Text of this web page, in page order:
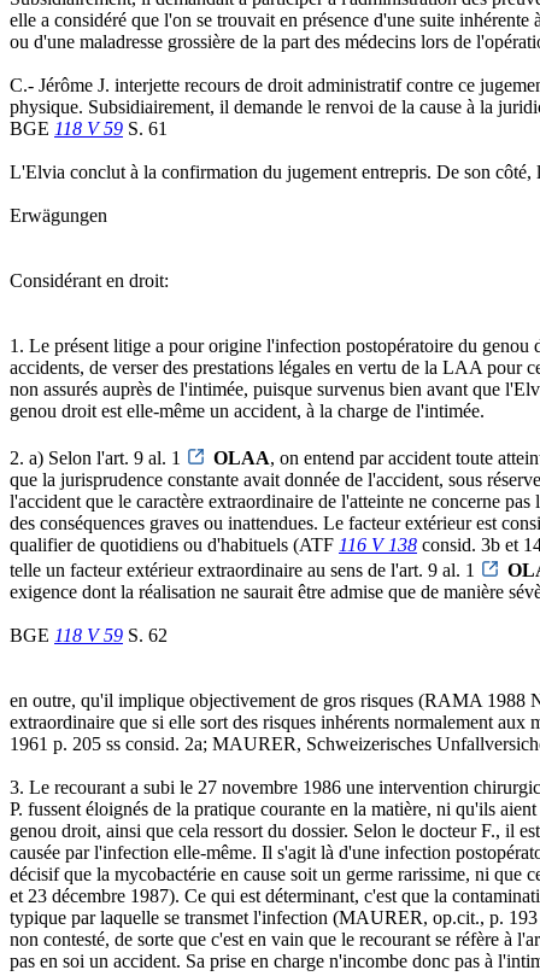
elle a considéré que l'on se trouvait en présence d'une suite
ou d'une maladresse grossière de la part des médecins lors de
C.- Jérôme J. interjette recours de droit administratif contre ce
physique. Subsidiairement, il demande le renvoi de la cause à la
BGE 118 V 59 S. 61
L'Elvia conclut à la confirmation du jugement entrepris. De son
Erwägungen
Considérant en droit:
1. Le présent litige a pour origine l'infection postopératoire du genou
accidents, de verser des prestations légales en vertu de la LAA pour
non assurés auprès de l'intimée, puisque survenus bien avant que
genou droit est elle-même un accident, à la charge de l'intimée.
2. a) Selon l'art. 9 al. 1 OLAA, on entend par accident toute
que la jurisprudence constante avait donnée de l'accident, sous
l'accident que le caractère extraordinaire de l'atteinte ne concerne
des conséquences graves ou inattendues. Le facteur extérieur est
qualifier de quotidiens ou d'habituels (ATF 116 V 138 consid. 3b et
telle un facteur extérieur extraordinaire au sens de l'art. 9 al. 1
exigence dont la réalisation ne saurait être admise que de manière
BGE 118 V 59 S. 62
en outre, qu'il implique objectivement de gros risques (RAMA 1988
extraordinaire que si elle sort des risques inhérents normalement aux
1961 p. 205 ss consid. 2a; MAURER, Schweizerisches
3. Le recourant a subi le 27 novembre 1986 une intervention
P. fussent éloignés de la pratique courante en la matière, ni qu'ils
genou droit, ainsi que cela ressort du dossier. Selon le docteur F., il
causée par l'infection elle-même. Il s'agit là d'une infection
décisif que la mycobactérie en cause soit un germe rarissime, ni que
et 23 décembre 1987). Ce qui est déterminant, c'est que la
typique par laquelle se transmet l'infection (MAURER, op.cit., p.
non contesté, de sorte que c'est en vain que le recourant se réfère à
pas en soi un accident. Sa prise en charge n'incombe donc pas à